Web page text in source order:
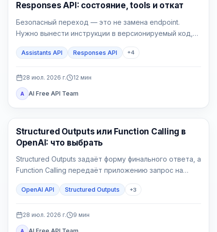
Responses API: состояние, tools и откат
Безопасный переход — это не замена endpoint.
Нужно вынести инструкции в версионируемый код,
цикл tools, проверить File Search и перевести новые
Assistants API Responses API +4
28 июл. 2026 г. 12 мин
A AI Free API Team
API Гайды
Structured Outputs или Function Calling в
OpenAI: что выбрать
Structured Outputs задаёт форму финального ответа, а
Function Calling передаёт приложению запрос на
действие. Выбор определяется не наличием JSON
Schema, а тем, должен ли backend прочитать или
OpenAI API Structured Outputs +3
28 июл. 2026 г. 9 мин